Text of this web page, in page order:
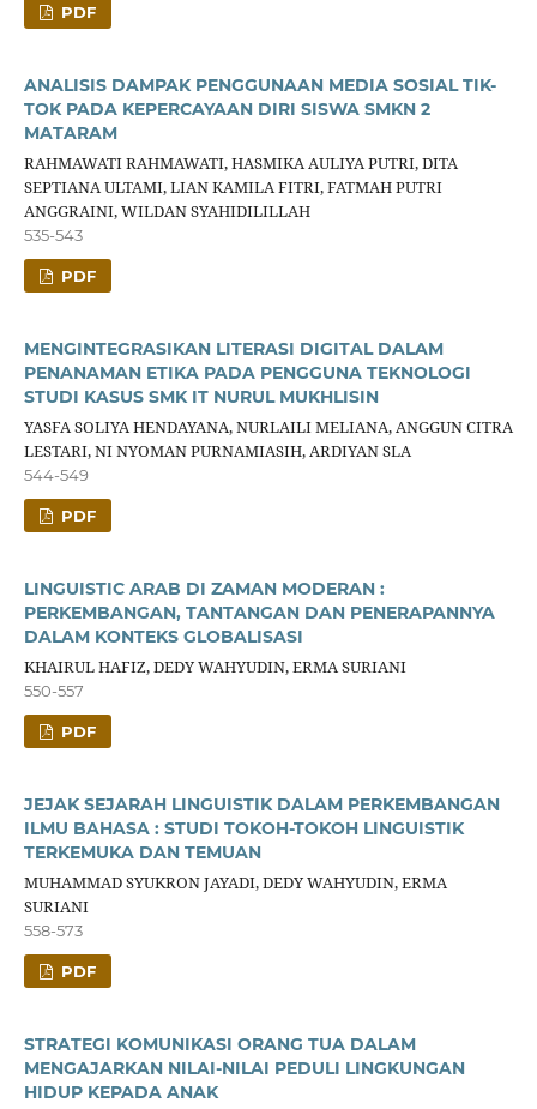
PDF
ANALISIS DAMPAK PENGGUNAAN MEDIA SOSIAL TIK-
TOK PADA KEPERCAYAAN DIRI SISWA SMKN 2
MATARAM
RAHMAWATI RAHMAWATI, HASMIKA AULIYA PUTRI, DITA
SEPTIANA ULTAMI, LIAN KAMILA FITRI, FATMAH PUTRI
ANGGRAINI, WILDAN SYAHIDILILLAH
535-543
PDF
MENGINTEGRASIKAN LITERASI DIGITAL DALAM
PENANAMAN ETIKA PADA PENGGUNA TEKNOLOGI
STUDI KASUS SMK IT NURUL MUKHLISIN
YASFA SOLIYA HENDAYANA, NURLAILI MELIANA, ANGGUN CITRA
LESTARI, NI NYOMAN PURNAMIASIH, ARDIYAN SLA
544-549
PDF
LINGUISTIC ARAB DI ZAMAN MODERAN :
PERKEMBANGAN, TANTANGAN DAN PENERAPANNYA
DALAM KONTEKS GLOBALISASI
KHAIRUL HAFIZ, DEDY WAHYUDIN, ERMA SURIANI
550-557
PDF
JEJAK SEJARAH LINGUISTIK DALAM PERKEMBANGAN
ILMU BAHASA : STUDI TOKOH-TOKOH LINGUISTIK
TERKEMUKA DAN TEMUAN
MUHAMMAD SYUKRON JAYADI, DEDY WAHYUDIN, ERMA
SURIANI
558-573
PDF
STRATEGI KOMUNIKASI ORANG TUA DALAM
MENGAJARKAN NILAI-NILAI PEDULI LINGKUNGAN
HIDUP KEPADA ANAK